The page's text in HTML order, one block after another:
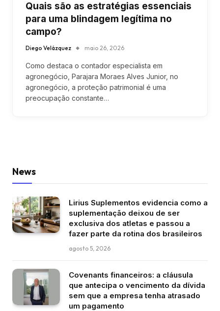
Quais são as estratégias essenciais
para uma blindagem legítima no
campo?
Diego Velázquez maio 26, 2026
Como destaca o contador especialista em
agronegócio, Parajara Moraes Alves Junior, no
agronegócio, a proteção patrimonial é uma
preocupação constante…
News
Lirius Suplementos evidencia como a
suplementação deixou de ser
exclusiva dos atletas e passou a
fazer parte da rotina dos brasileiros
agosto 5, 2026
Covenants financeiros: a cláusula
que antecipa o vencimento da dívida
sem que a empresa tenha atrasado
um pagamento